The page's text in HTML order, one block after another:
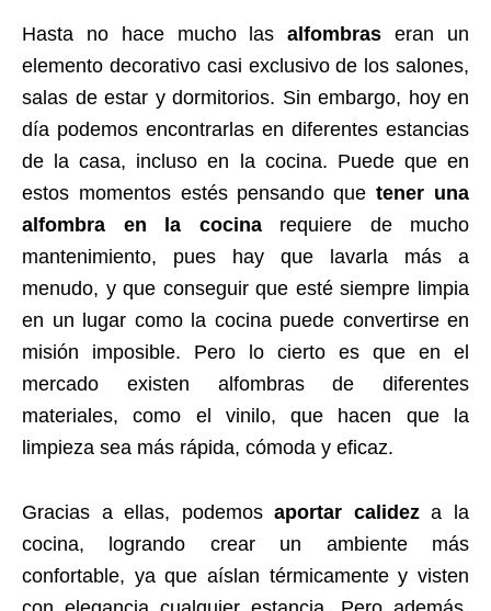
Hasta no hace mucho lasalfombras eran un
elemento decorativo casi exclusivo de los salones,
salas de estar y dormitorios. Sin embargo, hoy en
día podemos encontrarlas en diferentes estancias
de la casa, incluso en la cocina. Puede que en
estos momentos estés pensando quetener una
alfombra en la cocinarequiere de mucho
mantenimiento, pues hay que lavarla más a
menudo, y que conseguir que esté siempre limpia
en un lugar como la cocina puede convertirse en
misión imposible. Pero lo cierto es que en el
mercado existen alfombras de diferentes
materiales, como el vinilo, que hacen que la
limpieza sea más rápida, cómoda y eficaz.
Gracias a ellas, podemosaportar calideza la
cocina, logrando crear un ambiente más
confortable, ya que aíslan térmicamente y visten